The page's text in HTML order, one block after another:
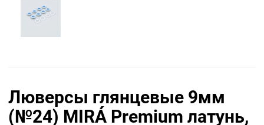
Люверсы глянцевые 9мм
(№24) MIRÁ Premium латунь,